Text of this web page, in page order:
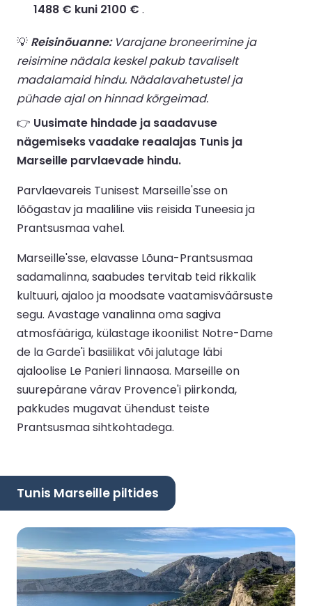
1488 € kuni 2100 € .
💡 Reisinõuanne:Varajane broneerimine ja
reisimine nädala keskel pakub tavaliselt
madalamaid hindu. Nädalavahetustel ja
pühade ajal on hinnad kõrgeimad.
👉 Uusimate hindade ja saadavuse
nägemiseks vaadake reaalajas Tunis ja
Marseille parvlaevade hindu.
Parvlaevareis Tunisest Marseille'sse on
lõõgastav ja maaliline viis reisida Tuneesia ja
Prantsusmaa vahel.
Marseille'sse, elavasse Lõuna-Prantsusmaa
sadamalinna, saabudes tervitab teid rikkalik
kultuuri, ajaloo ja moodsate vaatamisväärsuste
segu. Avastage vanalinna oma sagiva
atmosfääriga, külastage ikoonilist Notre-Dame
de la Garde'i basiilikat või jalutage läbi
ajaloolise Le Panieri linnaosa. Marseille on
suurepärane värav Provence'i piirkonda,
pakkudes mugavat ühendust teiste
Prantsusmaa sihtkohtadega.
Tunis Marseille piltides